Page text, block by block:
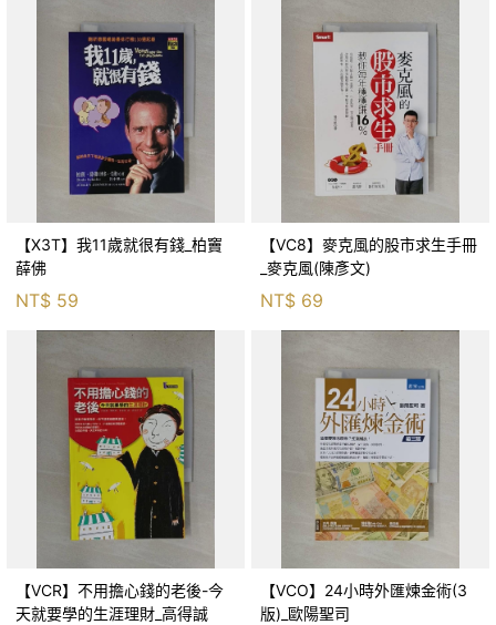
【X3T】我11歲就很有錢_柏竇
薛佛
NT$ 59
【VC8】麥克風的股市求生手冊
_麥克風(陳彥文)
NT$ 69
【VCR】不用擔心錢的老後-今
天就要學的生涯理財_高得誠
【VCO】24小時外匯煉金術(3
版)_歐陽聖司